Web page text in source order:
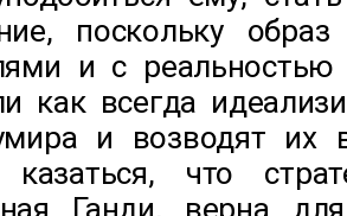
поскольку
и с
как всегда
и возводят
казаться, что
Ганди, верна